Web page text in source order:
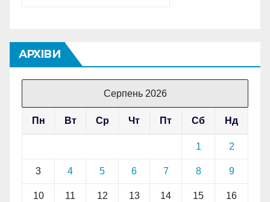
АРХІВИ
Серпень 2026
Пн Вт Ср Чт Пт Сб Нд
1 2
3 4 5 6 7 8 9
10 11 12 13 14 15 16